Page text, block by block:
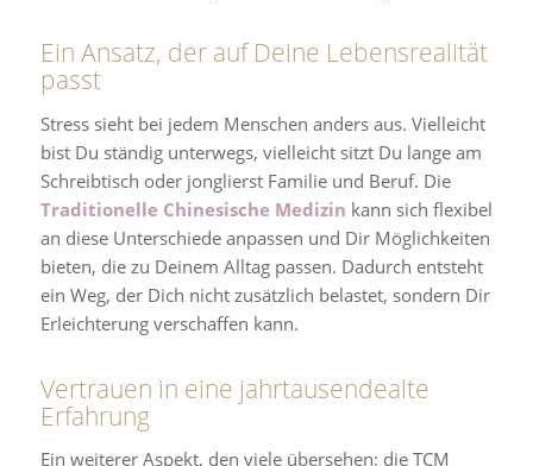
Ein Ansatz, der auf Deine Lebensrealität
passt
Stress sieht bei jedem Menschen anders aus. Vielleicht
bist Du ständig unterwegs, vielleicht sitzt Du lange am
Schreibtisch oder jonglierst Familie und Beruf. Die
Traditionelle Chinesische Medizin kann sich flexibel
an diese Unterschiede anpassen und Dir Möglichkeiten
bieten, die zu Deinem Alltag passen. Dadurch entsteht
ein Weg, der Dich nicht zusätzlich belastet, sondern Dir
Erleichterung verschaffen kann.
Vertrauen in eine jahrtausendealte
Erfahrung
Ein weiterer Aspekt, den viele übersehen: die TCM